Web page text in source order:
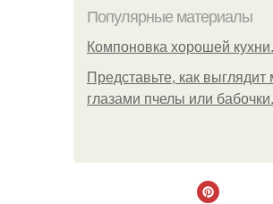
Популярные материалы
Компоновка хорошей кухни.
Представьте, как выглядит
глазами пчелы или бабочки.